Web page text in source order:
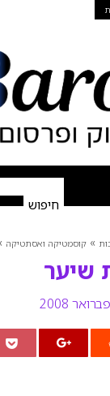
» קוסמטיקה ואסתטיקה
שיער